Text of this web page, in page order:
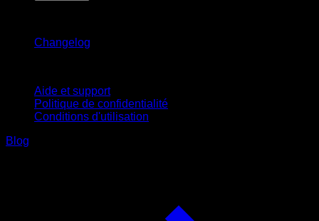
Changelog
Aide et support
Politique de confidentialité
Conditions d'utilisation
Blog